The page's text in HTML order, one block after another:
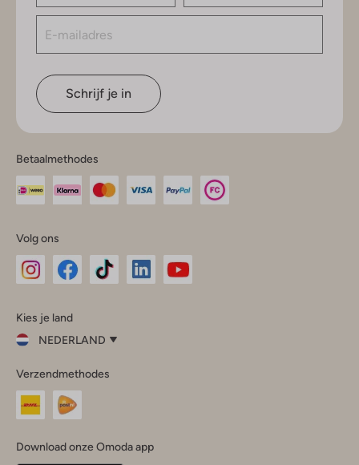
Schrijf je in
Betaalmethodes
Volg ons
InstagramFacebook
Kies je land
NEDERLAND
je
land
Nederland
Belgique(Français)
Verzendmethodes
Download onze Omoda app